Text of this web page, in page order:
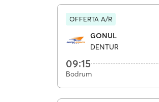
OFFERTA A/R
GONUL
DENTUR
09:15
Bodrum